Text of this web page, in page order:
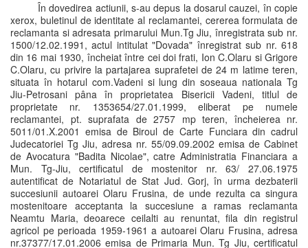
În dovedirea actiunii, s-au depus la dosarul cauzei, în copie
xerox, buletinul de identitate al reclamantei, cererea formulata de
reclamanta si adresata primarului Mun.Tg Jiu, înregistrata sub nr.
1500/12.02.1991, actul intitulat "Dovada" înregistrat sub nr. 618
din 16 mai 1930, încheiat între cei doi frati, Ion C.Olaru si Grigore
C.Olaru, cu privire la partajarea suprafetei de 24 m latime teren,
situata în hotarul com.Vadeni si lung din soseaua nationala Tg
Jiu-Petrosani pâna în proprietatea Bisericii Vadeni, titlul de
proprietate nr. 1353654/27.01.1999, eliberat pe numele
reclamantei, pt. suprafata de 2757 mp teren, încheierea nr.
5011/01.X.2001 emisa de Biroul de Carte Funciara din cadrul
Judecatoriei Tg Jiu, adresa nr. 55/09.09.2002 emisa de Cabinet
de Avocatura "Badita Nicolae", catre Administratia Financiara a
Mun. Tg-Jiu, certificatul de mostenitor nr. 63/ 27.06.1975
autentificat de Notariatul de Stat Jud. Gorj, în urma dezbaterii
succesiunii autoarei Olaru Frusina, de unde rezulta ca singura
mostenitoare acceptanta la succesiune a ramas reclamanta
Neamtu Maria, deoarece ceilalti au renuntat, fila din registrul
agricol pe perioada 1959-1961 a autoarei Olaru Frusina, adresa
nr.37377/17.01.2006 emisa de Primaria Mun. Tg Jiu, certificatul